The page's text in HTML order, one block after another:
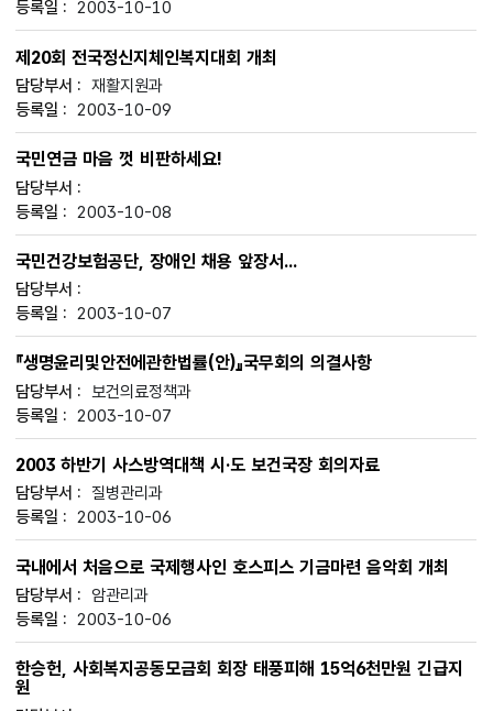
2003-10-10
제20회 전국정신지체인복지대회 개최
재활지원과
2003-10-09
국민연금 마음 껏 비판하세요!
2003-10-08
국민건강보험공단, 장애인 채용 앞장서...
2003-10-07
『생명윤리및안전에관한법률(안)』국무회의 의결사항
보건의료정책과
2003-10-07
2003 하반기 사스방역대책 시·도 보건국장 회의자료
질병관리과
2003-10-06
국내에서 처음으로 국제행사인 호스피스 기금마련 음악회 개최
암관리과
2003-10-06
한승헌, 사회복지공동모금회 회장 태풍피해 15억6천만원 긴급지
원